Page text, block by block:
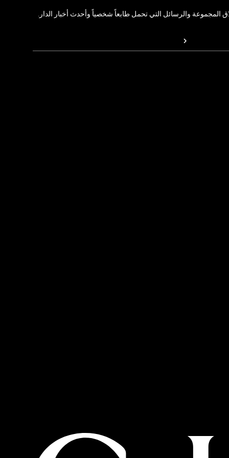
والرسائل التي تحمل طابعاً شخصياً وأحدث أخبار الدار.